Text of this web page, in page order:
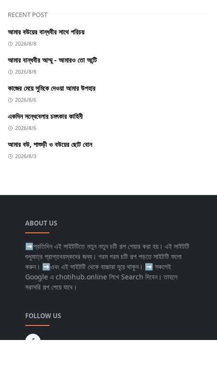
RECENT POST
আমার বউয়ের বান্ধবীর সাথে পরিচয়
2026/8/8
আমার বান্ধবীর আম্মু - আমারও তো আন্টি
2026/8/8
কাজের মেয়ে সুমিকে দেওয়া আমার উপহার
2026/8/6
একদিন সন্ধেবেলার চমৎকার কাহিনী
2026/8/6
আমার বউ, শাশুড়ী ও বউয়ের ছোট বোন
2026/8/3
ABOUT US
➡প্রতিদিন এই সাইটটিতে নতুন নতুন চটি গল্প শেয়ার করা হয়। এই সাইটটি
শুধুমাত্র প্রাপ্তবয়স্কদের জন্য। গরম গরম চটি গল্প পড়তে সাইটটি ফলো
করুন। ➡এবং এই সাইটটি থেকে বাচ্চারা দূরে থাকুন। ➡️ সকলেই
Google এ chotihub.online লিখে Search দিবেন। তাহলে
সরাসরি গল্প পেয়ে যাবে।
FOLLOW US